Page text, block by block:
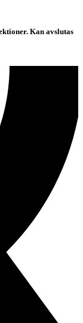
Kan avslutas